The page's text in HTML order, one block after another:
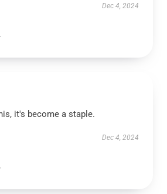
Dec 4, 2024
it's become a staple.
Dec 4, 2024